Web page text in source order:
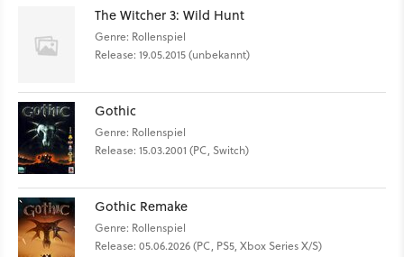
The Witcher 3: Wild Hunt
Genre: Rollenspiel
Release: 19.05.2015 (unbekannt)
Gothic
Genre: Rollenspiel
Release: 15.03.2001 (PC, Switch)
Gothic Remake
Genre: Rollenspiel
Release: 05.06.2026 (PC, PS5, Xbox Series X/S)